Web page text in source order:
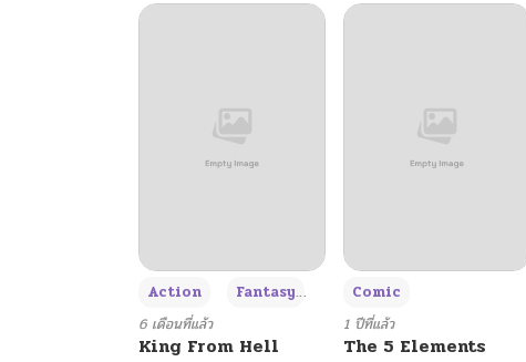
ตอนที่ 13
ตอนที่ 12
Action Fantasy
6 เดือนที่แล้ว
King From Hell
Comic
1 ปีที่แล้ว
The 5 Elements